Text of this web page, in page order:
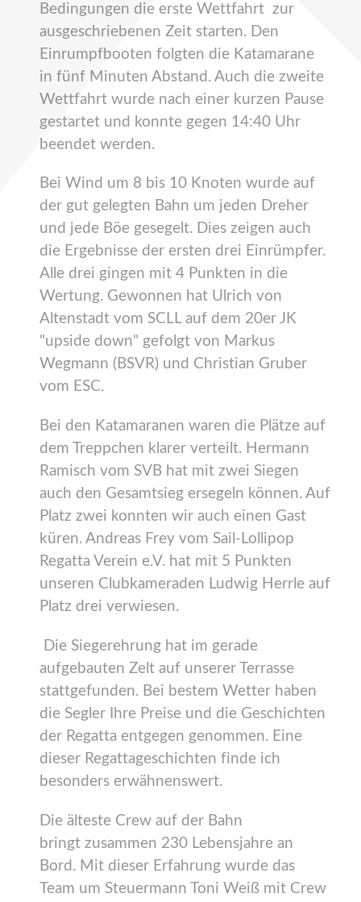
Bedingungen die erste Wettfahrt zur
ausgeschriebenen Zeit starten. Den
Einrumpfbooten folgten die Katamarane
in fünf Minuten Abstand. Auch die zweite
Wettfahrt wurde nach einer kurzen Pause
gestartet und konnte gegen 14:40 Uhr
beendet werden.
Bei Wind um 8 bis 10 Knoten wurde auf
der gut gelegten Bahn um jeden Dreher
und jede Böe gesegelt. Dies zeigen auch
die Ergebnisse der ersten drei Einrümpfer.
Alle drei gingen mit 4 Punkten in die
Wertung. Gewonnen hat Ulrich von
Altenstadt vom SCLL auf dem 20er JK
"upside down" gefolgt von Markus
Wegmann (BSVR) und Christian Gruber
vom ESC.
Bei den Katamaranen waren die Plätze auf
dem Treppchen klarer verteilt. Hermann
Ramisch vom SVB hat mit zwei Siegen
auch den Gesamtsieg ersegeln können. Auf
Platz zwei konnten wir auch einen Gast
küren. Andreas Frey vom Sail-Lollipop
Regatta Verein e.V. hat mit 5 Punkten
unseren Clubkameraden Ludwig Herrle auf
Platz drei verwiesen.
Die Siegerehrung hat im gerade
aufgebauten Zelt auf unserer Terrasse
stattgefunden. Bei bestem Wetter haben
die Segler Ihre Preise und die Geschichten
der Regatta entgegen genommen. Eine
dieser Regattageschichten finde ich
besonders erwähnenswert.
Die älteste Crew auf der Bahn
bringt zusammen 230 Lebensjahre an
Bord. Mit dieser Erfahrung wurde das
Team um Steuermann Toni Weiß mit Crew